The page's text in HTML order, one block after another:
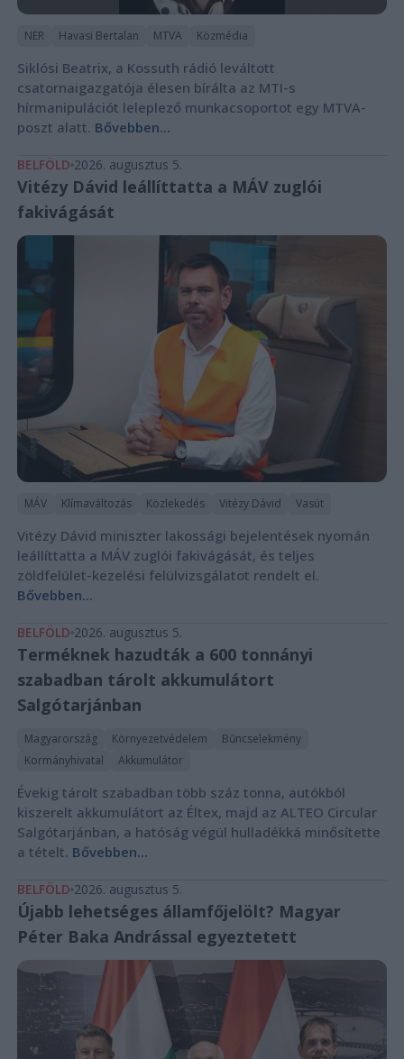
NER Havasi Bertalan MTVA Közmédia
Siklósi Beatrix, a Kossuth rádió leváltott
csatornaigazgatója élesen bírálta az MTI-s
hírmanipulációt leleplező munkacsoportot egy MTVA-
poszt alatt. Bővebben...
BELFÖLD 2026. augusztus 5.
Vitézy Dávid leállíttatta a MÁV zuglói
fakivágását
MÁV Klímaváltozás Közlekedés Vitézy Dávid Vasút
Vitézy Dávid miniszter lakossági bejelentések nyomán
leállíttatta a MÁV zuglói fakivágását, és teljes
zöldfelület-kezelési felülvizsgálatot rendelt el.
Bővebben...
BELFÖLD 2026. augusztus 5.
Terméknek hazudták a 600 tonnányi
szabadban tárolt akkumulátort
Salgótarjánban
Magyarország Környezetvédelem
Bűncselekmény
Kormányhivatal
Akkumulátor
Évekig tárolt szabadban több száz tonna, autókból
kiszerelt akkumulátort az Éltex, majd az ALTEO Circular
Salgótarjánban, a hatóság végül hulladékká minősítette
a tételt. Bővebben...
BELFÖLD 2026. augusztus 5.
Újabb lehetséges államfőjelölt? Magyar
Péter Baka Andrással egyeztetett